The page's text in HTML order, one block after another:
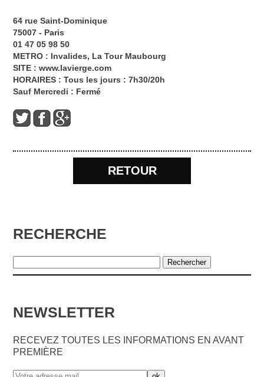
64 rue Saint-Dominique
75007 - Paris
01 47 05 98 50
METRO : Invalides, La Tour Maubourg
SITE :www.lavierge.com
HORAIRES : Tous les jours : 7h30/20h
Sauf Mercredi : Fermé
RETOUR
RECHERCHE
NEWSLETTER
RECEVEZ TOUTES LES INFORMATIONS EN AVANT
PREMIÈRE